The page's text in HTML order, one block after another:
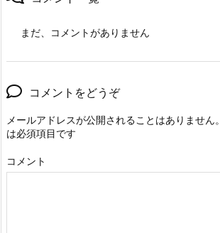
まだ、コメントがありません
コメントをどうぞ
メールアドレスが公開されることはありません。
は必須項目です
コメント